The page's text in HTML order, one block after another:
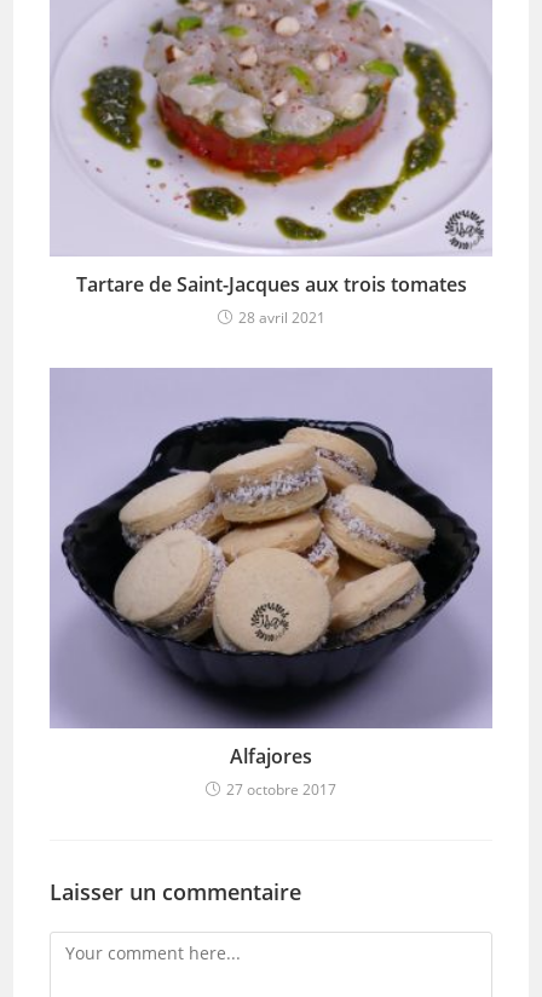
Tartare de Saint-Jacques aux trois tomates
28 avril 2021
Alfajores
27 octobre 2017
Laisser un commentaire